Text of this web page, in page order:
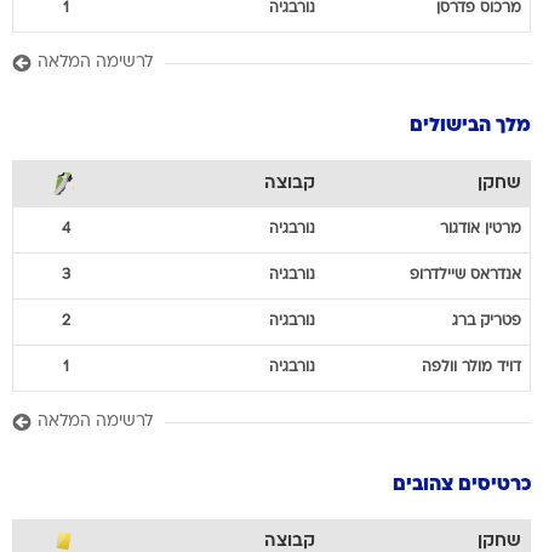
מרכוס פדרסן נורבגיה 1
לרשימה המלאה
מלך הבישולים
שחקן קבוצה
מרטין אודגור נורבגיה 4
אנדראס שיילדרופ נורבגיה 3
פטריק ברג נורבגיה 2
דויד מולר וולפה נורבגיה 1
לרשימה המלאה
כרטיסים צהובים
שחקן קבוצה